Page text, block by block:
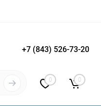
Вход Регистрация
+7 (843) 526-73-20
0 0